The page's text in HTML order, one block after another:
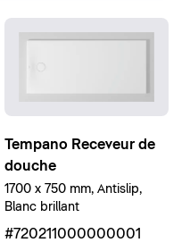
Tempano Receveur de
douche
1700 x 750 mm, Antislip,
Blanc brillant
#720211000000001